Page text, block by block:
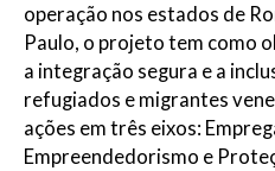
operação nos estados de
Paulo, o projeto tem como
a integração segura e a
refugiados e migrantes
ações em três eixos:
Empreendedorismo e